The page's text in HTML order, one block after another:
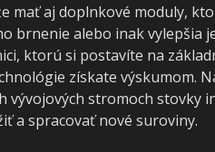
mať aj doplnkové moduly,
brnenie alebo inak vylepšia
ktorú si postavíte na
získate výskumom.
vývojových stromoch stovky
a spracovať nové suroviny.